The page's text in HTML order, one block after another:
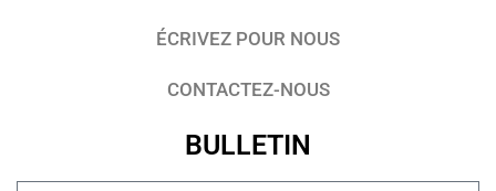
ÉCRIVEZ POUR NOUS
CONTACTEZ-NOUS
BULLETIN